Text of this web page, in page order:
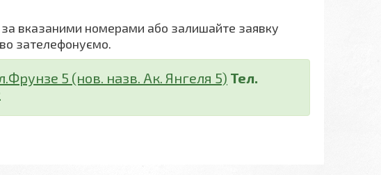
вказаними номерами або залишайте заявку
зателефонуємо.
5 (нов. назв. Ак. Янгеля 5) Тел.